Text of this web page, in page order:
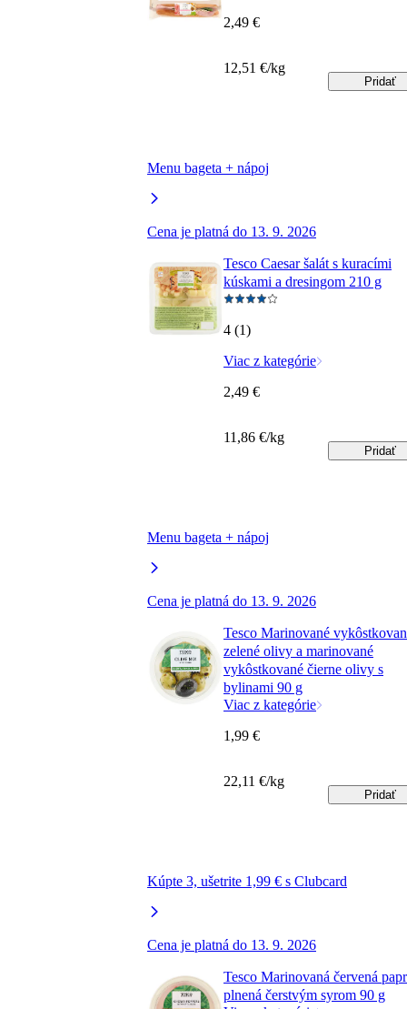
Menu bageta + nápoj
Cena je platná do 13. 9. 2026
2,49 €
12,51 €/kg
Pridať
Tesco Caesar šalát s kuracími
kúskami a dresingom 210 g
4 (1)
Viac z kategórie
Menu bageta + nápoj
Cena je platná do 13. 9. 2026
2,49 €
11,86 €/kg
Pridať
Tesco Marinované
zelené olivy a marinované
vykôstkované čierne olivy s
bylinami 90 g
Viac z kategórie
Kúpte 3, ušetrite 1,99 € s Clubcard
Cena je platná do 13. 9. 2026
1,99 €
22,11 €/kg
Pridať
Tesco Marinovaná červená
plnená čerstvým syrom 90 g